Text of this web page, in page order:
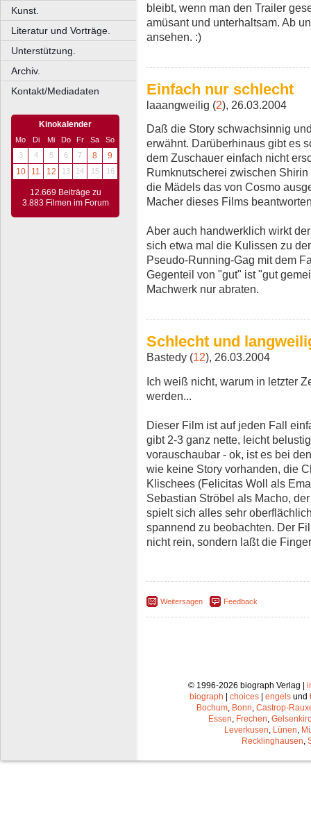
Kunst.
Literatur und Vorträge.
Unterstützung.
Archiv.
Kontakt/Mediadaten
Kinokalender
Mo Di Mi Do Fr Sa
So
3
4 5 6 7 8
9
10
11 12 13 14 15 16
12.669 Beiträge zu
3.883 Filmen im Forum
bleibt, wenn man den Trailer
amüsant und unterhaltsam. Ab
ansehen. :)
Einfach nur schlecht
laaangweilig (2), 26.03.2004
Daß die Story schwachsinnig
erwähnt. Darüberhinaus gibt es
dem Zuschauer einfach nicht
Rumknutscherei zwischen
die Mädels das von Cosmo
Macher dieses Films
Aber auch handwerklich wirkt
sich etwa mal die Kulissen zu
Pseudo-Running-Gag mit dem
Gegenteil von "gut" ist "gut
Machwerk nur abraten.
Schlecht und
Bastedy (12), 26.03.2004
Ich weiß nicht, warum in letzter
werden...
Dieser Film ist auf jeden Fall
gibt 2-3 ganz nette, leicht
vorauschaubar - ok, ist es bei
wie keine Story vorhanden, die
Klischees (Felicitas Woll als
Sebastian Ströbel als Macho,
spielt sich alles sehr
spannend zu beobachten. Der
nicht rein, sondern laßt die
Weitersagen Feedback
© 1996-2026 biograph Verlag |
biograph
choices engels und
Bochum, Bonn, Castrop-
Essen, Frechen,
Leverkusen, Lünen,
Recklinghausen,